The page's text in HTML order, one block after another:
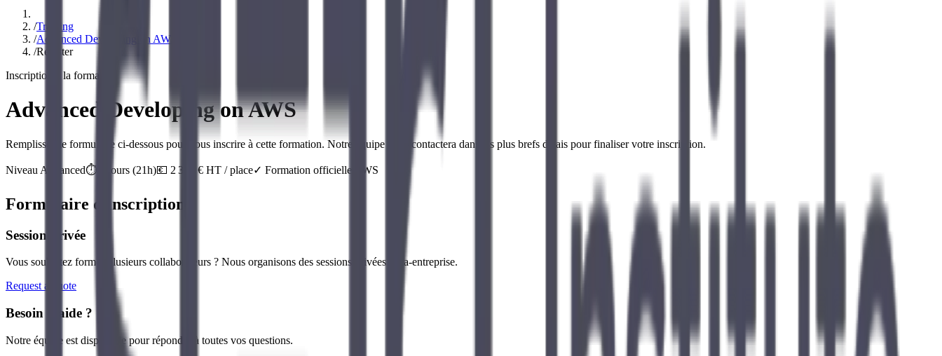
/Training
/Advanced Developing on AWS
/Register
Inscription à la formation
Advanced Developing on AWS
Remplissez le formulaire ci-dessous pour vous inscrire à cette formation. Notre équipe vous contactera dans les plus brefs délais pour finaliser votre inscription.
Niveau Advanced⏱️ jours (21h)💶 2 370 € HT / place✓ Formation officielle AWS
Formulaire d'inscription
Session privée
Vous souhaitez former plusieurs collaborateurs ? Nous organisons des sessions privées intra-entreprise.
Request a quote
Besoin d'aide ?
Notre équipe est disponible pour répondre à toutes vos questions.